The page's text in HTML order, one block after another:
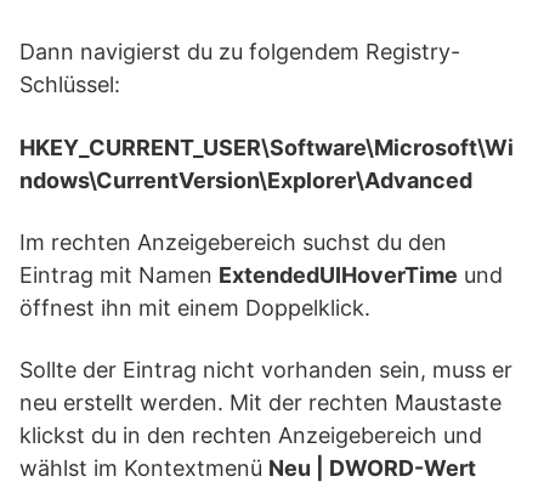
Dann navigierst du zu folgendem Registry-
Schlüssel:
HKEY_CURRENT_USER\Software\Microsoft\Wi
ndows\CurrentVersion\Explorer\Advanced
Im rechten Anzeigebereich suchst du den
Eintrag mit Namen ExtendedUIHoverTime und
öffnest ihn mit einem Doppelklick.
Sollte der Eintrag nicht vorhanden sein, muss er
neu erstellt werden. Mit der rechten Maustaste
klickst du in den rechten Anzeigebereich und
wählst im Kontextmenü Neu | DWORD-Wert